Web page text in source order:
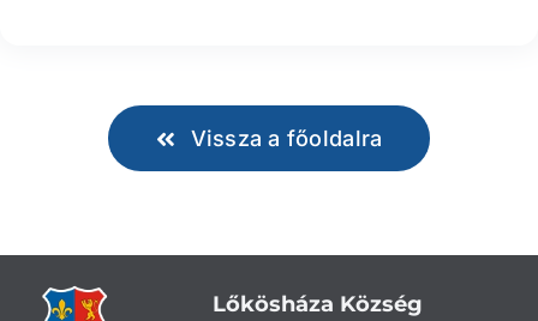
Vissza a főoldalra
Lőkösháza Község